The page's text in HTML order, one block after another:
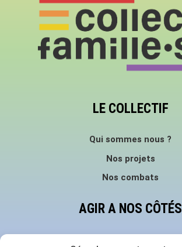
LE COLLECTIF
Qui sommes nous ?
Nos projets
Nos combats
AGIR A NOS CÔTÉS